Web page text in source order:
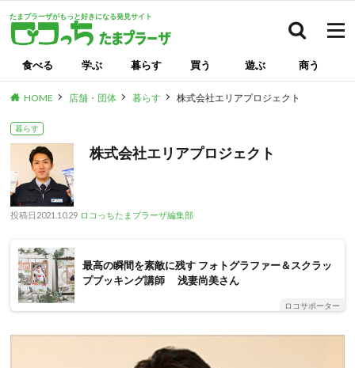
たまプラーザがもっと好きになる発見サイト
食べる 学ぶ 暮らす 買う 遊ぶ 商う
HOME 店舗・団体 暮らす 株式会社エリアプロジェクト
暮らす
株式会社エリアプロジェクト
投稿日 2021.10.29 ロコっちたまプラーザ編集部
最高の瞬間を素敵に残す フォトグラファー＆スクラッ
プブッキング講師 浅妻尚美さん
ロコサポーター